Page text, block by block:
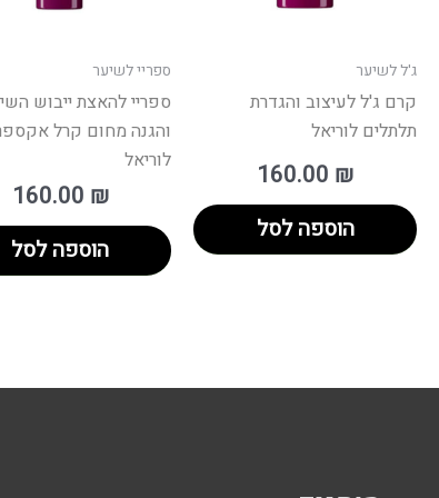
ג'ל לשיער
קרם ג'ל לעיצוב והגדרת
תלתלים לוריאל
160.00 ₪
הוספה לסל
ספריי לשיער
ספריי להאצת ייבוש
והגנה מחום קרל
לוריאל
160.00 ₪
הוספה לסל